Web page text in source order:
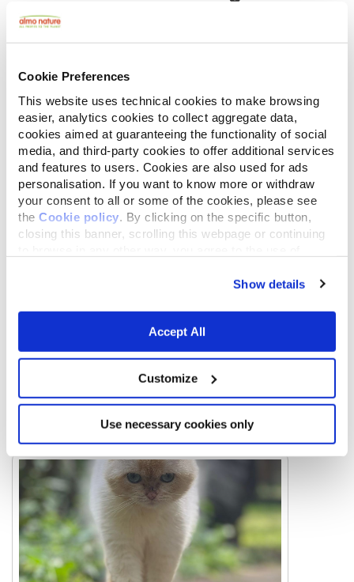
Cookie Preferences
This website uses technical cookies to make browsing
easier, analytics cookies to collect aggregate data,
cookies aimed at guaranteeing the functionality of social
media, and third-party cookies to offer additional services
and features to users. Cookies are also used for ads
personalisation. If you want to know more or withdraw
your consent to all or some of the cookies, please see
the Cookie policy . By clicking on the specific button,
closing this banner, scrolling this webpage or continuing
Show details
Accept All
Customize
Use necessary cookies only